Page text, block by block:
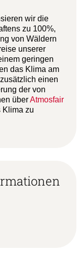
wir die
zu 100%,
von Wäldern
unserer
geringen
das Klima am
einen
der von
überAtmosfair
Klima zu